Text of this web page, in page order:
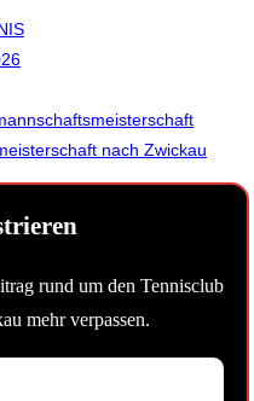
nach Zwickau
rund um den Tennisclub
mehr verpassen.